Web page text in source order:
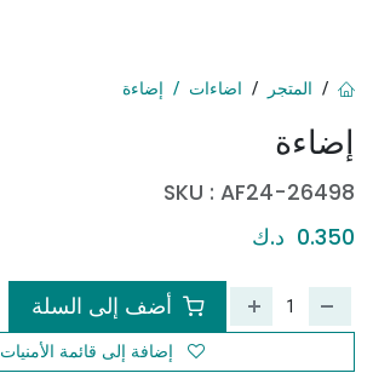
إضاءة
SKU : AF24-26498
0.350 د.ك
أضف إلى السلة
إضافة إلى قائمة الأمنيات
المتجر اضاءات إضاءة